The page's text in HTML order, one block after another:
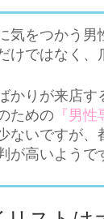
気をつかう男
けではなく、
かりが来店
ための 『男
ないですが
が高いようで